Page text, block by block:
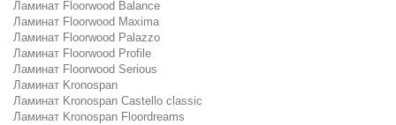
Ламинат Floorwood Balance
Ламинат Floorwood Maxima
Ламинат Floorwood Palazzo
Ламинат Floorwood Profile
Ламинат Floorwood Serious
Ламинат Kronospan
Ламинат Kronospan Castello classic
Ламинат Kronospan Floordreams